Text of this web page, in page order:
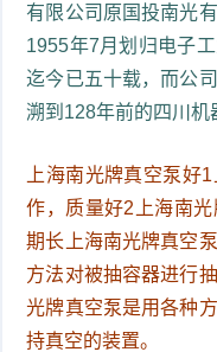
有限公司原国投南光
1955年7月划归电子
迄今已五十载，而公
溯到128年前的四川机
上海南光牌真空泵好
作，质量好2上海南
期长上海南光牌真空
方法对被抽容器进行
光牌真空泵是用各种
持真空的装置。